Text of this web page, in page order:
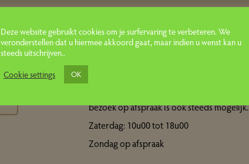
bezoek op afspraak is ook steeds mogelijk.
Zaterdag: 10u00 tot 18u00
Zondag op afspraak
Deze website gebruikt cookies om je surfervaring te verbeteren. We
veronderstellen dat u hiermee akkoord gaat, maar indien u wenst kan u
steeds uitschrijven..
Cookie settings
OK